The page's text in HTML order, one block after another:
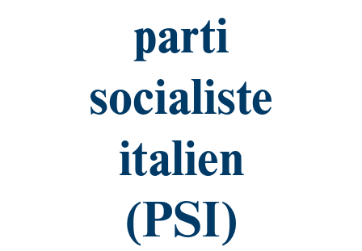
parti
socialiste
italien
(PSI)